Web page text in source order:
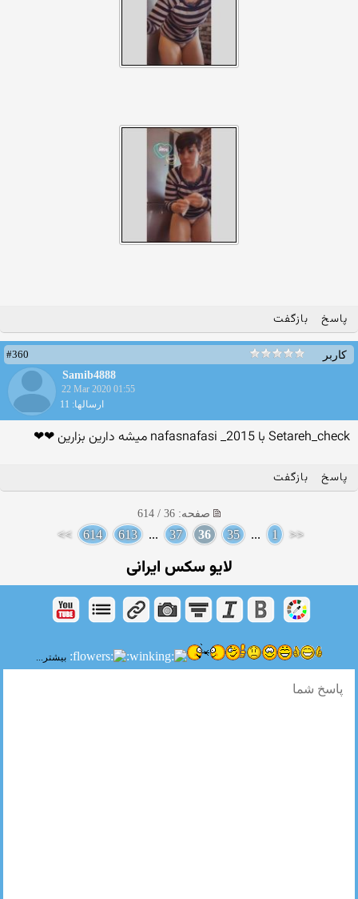
پاسخ بازگفت
کاربر
#360
Samib4888
22 Mar 2020 01:55
ارسالها: 11
Setareh_check با nafasnafasi _2015 میشه دارین بزارین ❤❤
پاسخ بازگفت
صفحه: 36 / 614
<<
1
...
35
36
37
...
613
614
>>
لایو سکس ایرانی
بیشتر...